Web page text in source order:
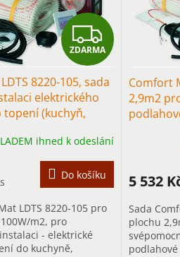
Z
D
A
M
A
ZDARMA
8220-105, sada
elektrického
(kuchyň,
ihned k odeslání
Do košíku
LDTS 8220-105 pro
m2, pro
- elektrické
do kuchyně,
Comfort
2,9m2
5 532
Sada
plochu